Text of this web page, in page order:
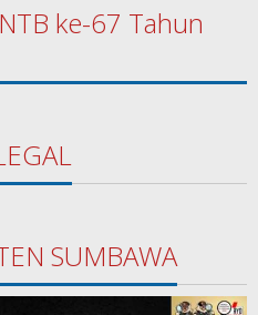
ke-67 Tahun
SUMBAWA